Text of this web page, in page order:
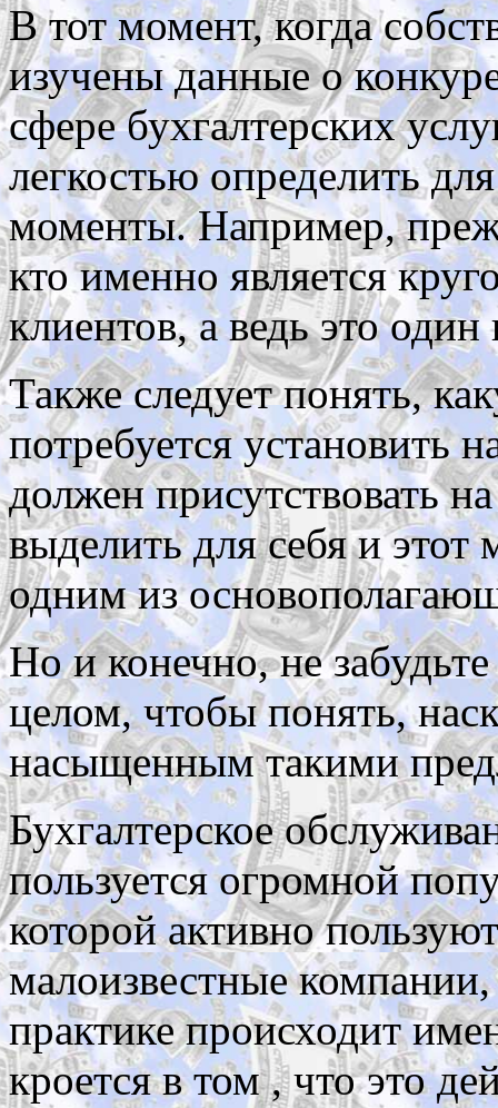
В тот момент, когда
изучены данные о
сфере бухгалтерских
легкостью определить
моменты. Например,
кто именно является
клиентов, а ведь это
Также следует понять,
потребуется установить
должен присутствовать
выделить для себя и этот
одним из
Но и конечно, не
целом, чтобы понять,
насыщенным такими
Бухгалтерское
пользуется огромной
которой активно
малоизвестные
практике происходит
кроется в том , что это